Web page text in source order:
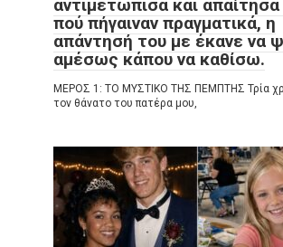
αντιμετώπισα και
πού πήγαιναν πραγματικά, η
απάντησή του με έκανε να
αμέσως κάπου να καθίσω.
ΜΕΡΟΣ 1: ΤΟ ΜΥΣΤΙΚΟ ΤΗΣ ΠΕΜΠΤΗΣ Τρία
τον θάνατο του πατέρα μου,